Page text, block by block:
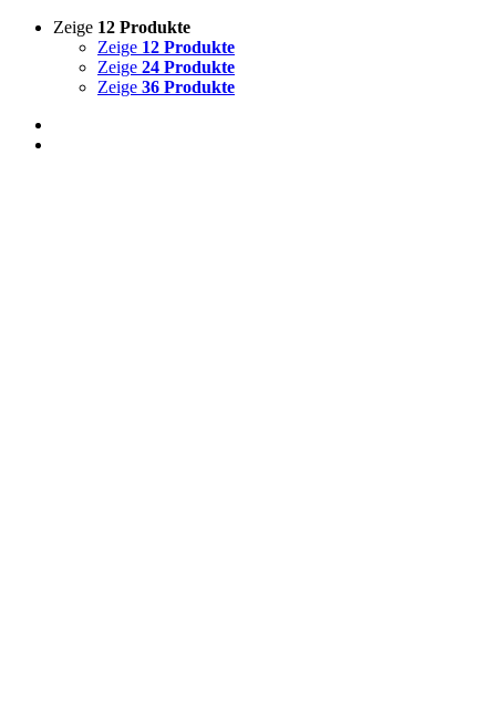
Zeige 12 Produkte
Zeige 12 Produkte
Zeige 24 Produkte
Zeige 36 Produkte